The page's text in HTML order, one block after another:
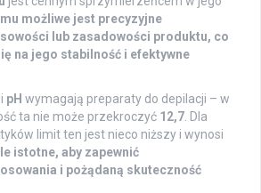
możliwe jest precyzyjne
lub zasadowości produktu, co
na jego stabilność i efektywne
pH wymagają preparaty do depilacji – w
ta nie może przekroczyć 12,7. Dla
limit ten jest nieco niższy i wynosi
istotne, aby zapewnić
i pożądaną skuteczność